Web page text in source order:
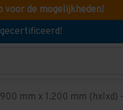
voor de mogelijkheden!
gecertificeerd!
mm x 1.200 mm (hxlxd)